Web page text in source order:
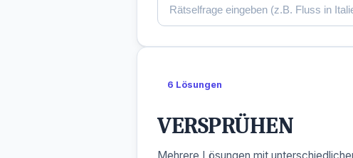
6 Lösungen
VERSPRÜHEN